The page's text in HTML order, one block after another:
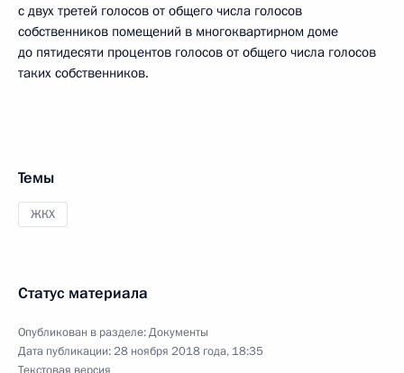
с двух третей голосов от общего числа голосов
собственников помещений в многоквартирном доме
до пятидесяти процентов голосов от общего числа голосов
таких собственников.
Темы
ЖКХ
Статус материала
Опубликован в разделе:Документы
Дата публикации:28 ноября 2018 года, 18:35